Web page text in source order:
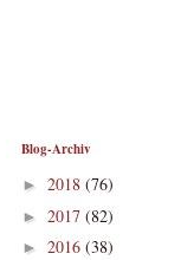
Blog-Archiv
► 2018 (76)
► 2017 (82)
► 2016 (38)